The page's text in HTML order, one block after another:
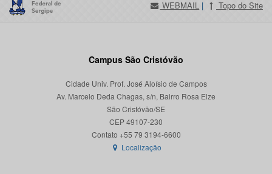
WEBMAIL | Topo do Site
Campus São Cristóvão
Cidade Univ. Prof. José Aloísio de Campos
Av. Marcelo Deda Chagas, s/n, Bairro Rosa Elze
São Cristóvão/SE
CEP 49107-230
Localização